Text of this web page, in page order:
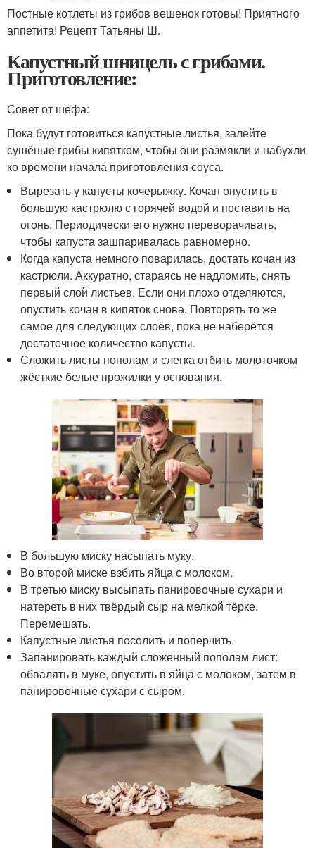
Постные котлеты из грибов вешенок готовы! Приятного
аппетита! Рецепт Татьяны Ш.
Капустный шницель с грибами.
Приготовление:
Совет от шефа:
Пока будут готовиться капустные листья, залейте
сушёные грибы кипятком, чтобы они размякли и набухли
ко времени начала приготовления соуса.
Вырезать у капусты кочерыжку. Кочан опустить в
большую кастрюлю с горячей водой и поставить на
огонь. Периодически его нужно переворачивать,
чтобы капуста зашпаривалась равномерно.
Когда капуста немного поварилась, достать кочан из
кастрюли. Аккуратно, стараясь не надломить, снять
первый слой листьев. Если они плохо отделяются,
опустить кочан в кипяток снова. Повторять то же
самое для следующих слоёв, пока не наберётся
достаточное количество капусты.
Сложить листы пополам и слегка отбить молоточком
жёсткие белые прожилки у основания.
В большую миску насыпать муку.
Во второй миске взбить яйца с молоком.
В третью миску высыпать панировочные сухари и
натереть в них твёрдый сыр на мелкой тёрке.
Перемешать.
Капустные листья посолить и поперчить.
Запанировать каждый сложенный пополам лист:
обвалять в муке, опустить в яйца с молоком, затем в
панировочные сухари с сыром.